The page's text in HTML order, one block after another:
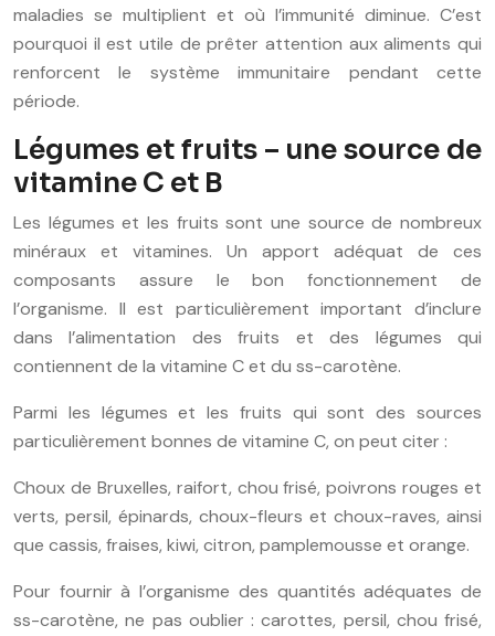
maladies se multiplient et où l’immunité diminue. C’est
pourquoi il est utile de prêter attention aux aliments qui
renforcent le système immunitaire pendant cette
période.
Légumes et fruits – une source de
vitamine C et B
Les légumes et les fruits sont une source de nombreux
minéraux et vitamines. Un apport adéquat de ces
composants assure le bon fonctionnement de
l’organisme. Il est particulièrement important d’inclure
dans l’alimentation des fruits et des légumes qui
contiennent de la vitamine C et du ss-carotène.
Parmi les légumes et les fruits qui sont des sources
particulièrement bonnes de vitamine C, on peut citer :
Choux de Bruxelles, raifort, chou frisé, poivrons rouges et
verts, persil, épinards, choux-fleurs et choux-raves, ainsi
que cassis, fraises, kiwi, citron, pamplemousse et orange.
Pour fournir à l’organisme des quantités adéquates de
ss-carotène, ne pas oublier : carottes, persil, chou frisé,